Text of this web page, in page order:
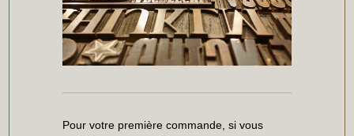
Pour votre première commande, si vous